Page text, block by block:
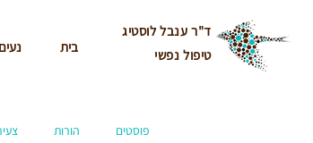
ד"ר ענבל לוסטיג
טיפול נפשי
בית
פוסטים הורות